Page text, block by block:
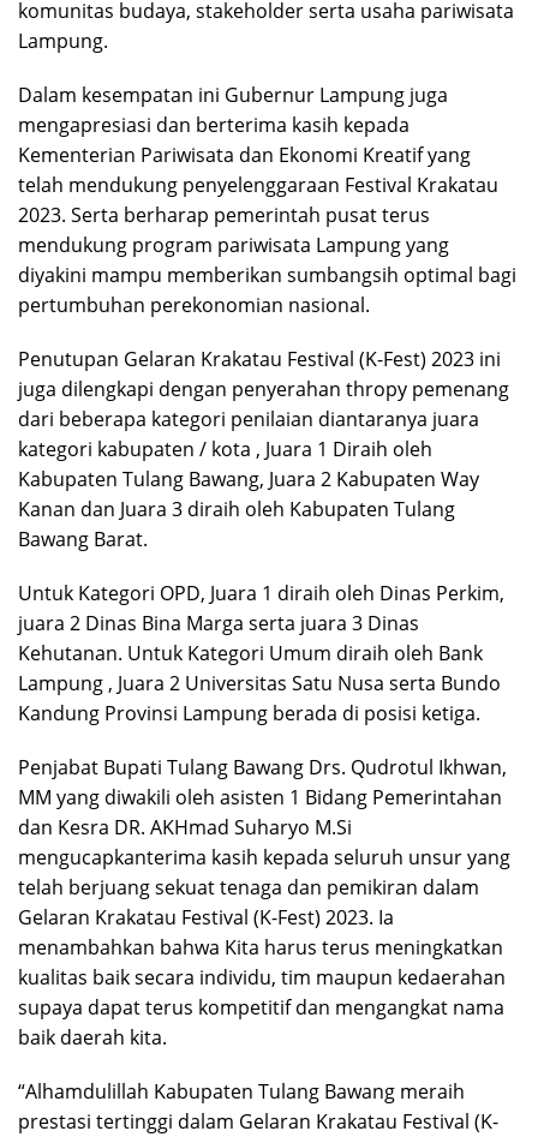
komunitas budaya, stakeholder serta usaha pariwisata
Lampung.
Dalam kesempatan ini Gubernur Lampung juga
mengapresiasi dan berterima kasih kepada
Kementerian Pariwisata dan Ekonomi Kreatif yang
telah mendukung penyelenggaraan Festival Krakatau
2023. Serta berharap pemerintah pusat terus
mendukung program pariwisata Lampung yang
diyakini mampu memberikan sumbangsih optimal bagi
pertumbuhan perekonomian nasional.
Penutupan Gelaran Krakatau Festival (K-Fest) 2023 ini
juga dilengkapi dengan penyerahan thropy pemenang
dari beberapa kategori penilaian diantaranya juara
kategori kabupaten / kota , Juara 1 Diraih oleh
Kabupaten Tulang Bawang, Juara 2 Kabupaten Way
Kanan dan Juara 3 diraih oleh Kabupaten Tulang
Bawang Barat.
Untuk Kategori OPD, Juara 1 diraih oleh Dinas Perkim,
juara 2 Dinas Bina Marga serta juara 3 Dinas
Kehutanan. Untuk Kategori Umum diraih oleh Bank
Lampung , Juara 2 Universitas Satu Nusa serta Bundo
Kandung Provinsi Lampung berada di posisi ketiga.
Penjabat Bupati Tulang Bawang Drs. Qudrotul Ikhwan,
MM yang diwakili oleh asisten 1 Bidang Pemerintahan
dan Kesra DR. AKHmad Suharyo M.Si
mengucapkanterima kasih kepada seluruh unsur yang
telah berjuang sekuat tenaga dan pemikiran dalam
Gelaran Krakatau Festival (K-Fest) 2023. Ia
menambahkan bahwa Kita harus terus meningkatkan
kualitas baik secara individu, tim maupun kedaerahan
supaya dapat terus kompetitif dan mengangkat nama
baik daerah kita.
“Alhamdulillah Kabupaten Tulang Bawang meraih
prestasi tertinggi dalam Gelaran Krakatau Festival (K-